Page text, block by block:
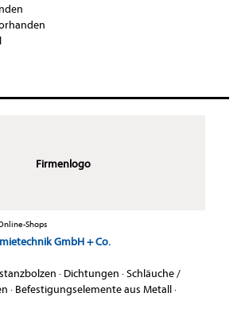
Firmenlogo
Shops
GmbH + Co.
· Dichtungen ·Schläuche /
· Befestigungselemente aus Metall·